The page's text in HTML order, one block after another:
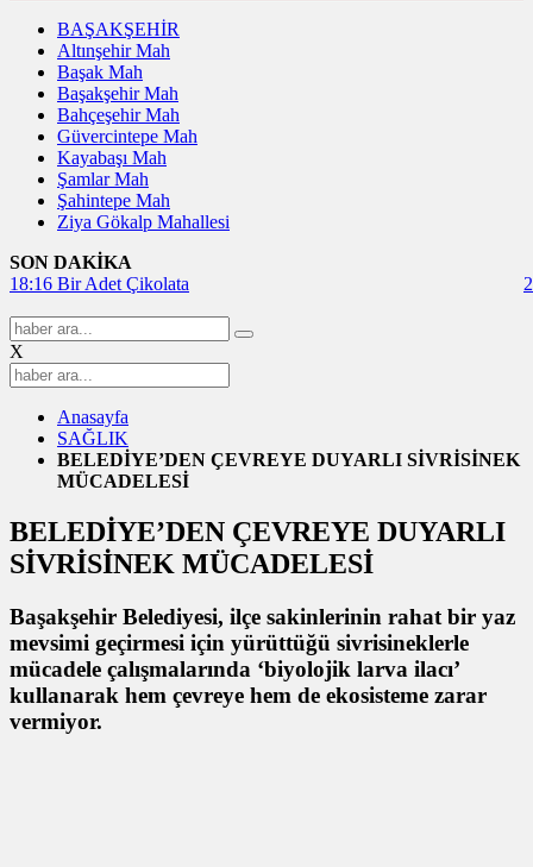
BAŞAKŞEHİR
Altınşehir Mah
Başak Mah
Başakşehir Mah
Bahçeşehir Mah
Güvercintepe Mah
Kayabaşı Mah
Şamlar Mah
Şahintepe Mah
Ziya Gökalp Mahallesi
SON DAKİKA
18:16 Bir Adet Çikolata
X
Anasayfa
SAĞLIK
BELEDİYE’DEN ÇEVREYE DUYARLI SİVRİSİNEK
MÜCADELESİ
BELEDİYE’DEN ÇEVREYE DUYARLI
SİVRİSİNEK MÜCADELESİ
Başakşehir Belediyesi, ilçe sakinlerinin rahat bir yaz
mevsimi geçirmesi için yürüttüğü sivrisineklerle
mücadele çalışmalarında ‘biyolojik larva ilacı’
kullanarak hem çevreye hem de ekosisteme zarar
vermiyor.